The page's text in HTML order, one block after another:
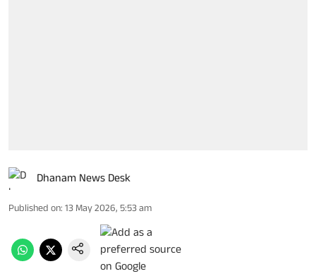
Dhanam News Desk
Published on: 13 May 2026, 5:53 am